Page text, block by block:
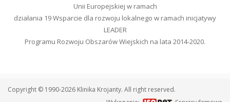
Unii Europejskiej w ramach
działania 19 Wsparcie dla rozwoju lokalnego w ramach inicjatywy
LEADER
Programu Rozwoju Obszarów Wiejskich na lata 2014-2020.
Copyright © 1990-2026 Klinika Krojanty. All right reserved.